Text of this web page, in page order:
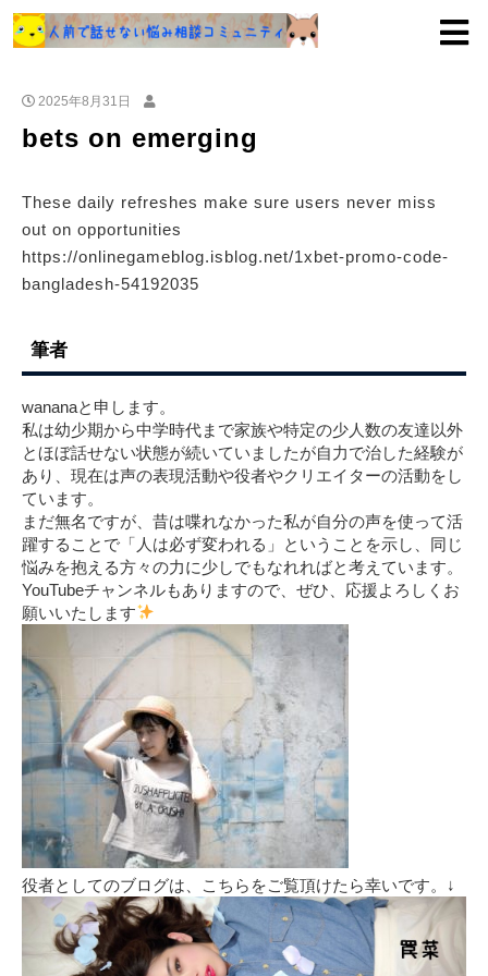
2025年8月31日
bets on emerging
These daily refreshes make sure users never miss
out on opportunities
https://onlinegameblog.isblog.net/1xbet-promo-code-
bangladesh-54192035
筆者
wananaと申します。
私は幼少期から中学時代まで家族や特定の少人数の友達以外
とほぼ話せない状態が続いていましたが自力で治した経験が
あり、現在は声の表現活動や役者やクリエイターの活動をし
ています。
まだ無名ですが、昔は喋れなかった私が自分の声を使って活
躍することで「人は必ず変われる」ということを示し、同じ
悩みを抱える方々の力に少しでもなれればと考えています。
YouTubeチャンネルもありますので、ぜひ、応援よろしくお
願いいたします
役者としてのブログは、こちらをご覧頂けたら幸いです。↓